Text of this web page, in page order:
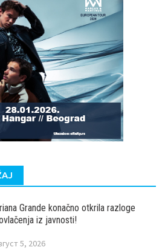
Grande konačno otkrila razloge
iz javnosti!
5, 2026